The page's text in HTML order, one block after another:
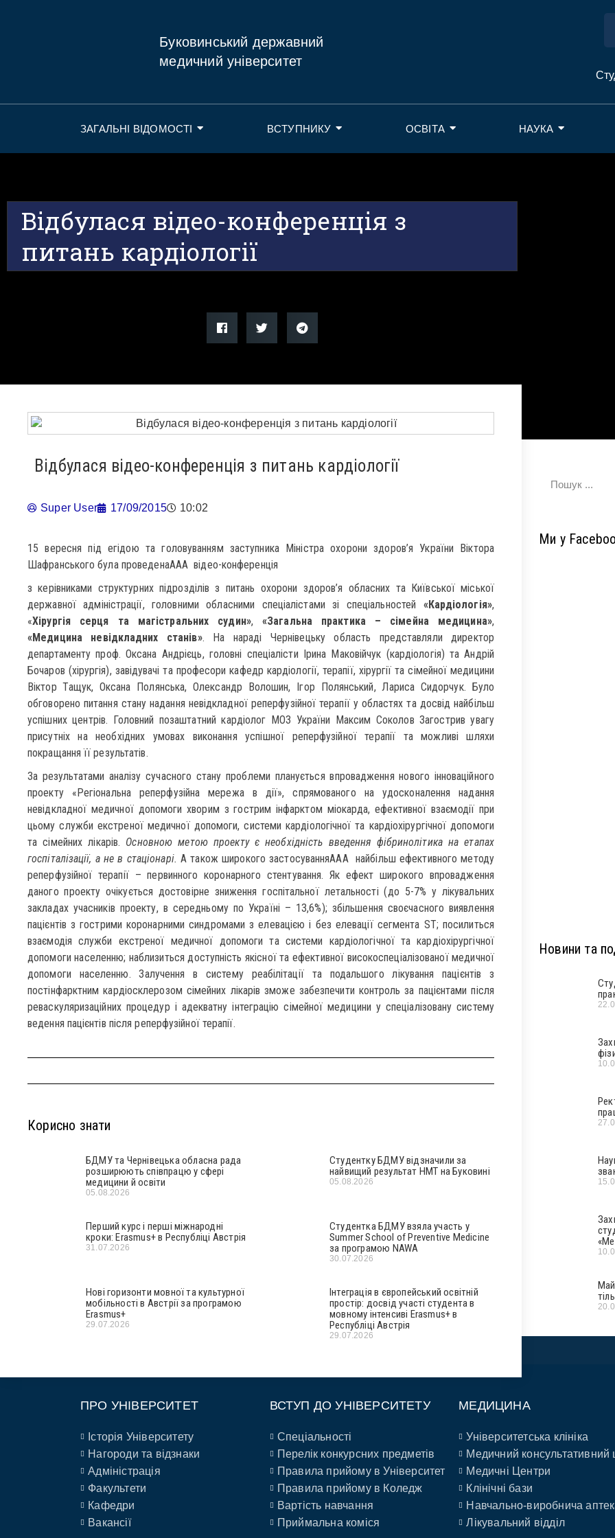
Буковинський державний
медичний університет
ЗАГАЛЬНІ ВІДОМОСТІ ВСТУПНИКУ ОСВІТА НАУКА
Відбулася відео-конференція з
питань кардіології
Відбулася відео-конференція з питань кардіології
Super User 17/09/2015 10:02
15 вересня під егідою та головуванням заступника Міністра охорони здоров’я України Віктора
Шафранського була проведенаAAA відео-конференція
з керівниками структурних підрозділів з питань охорони здоров’я обласних та Київської міської
державної адміністрації, головними обласними спеціалістами зі спеціальностей «Кардіологія»,
«Хірургія серця та магістральних судин»,«Загальна практика – сімейна медицина»,
«Медицина невідкладних станів». На нараді Чернівецьку область представляли директор
департаменту проф. Оксана Андрієць, головні спеціалісти Ірина Маковійчук (кардіологія) та Андрій
Бочаров (хірургія), завідувачі та професори кафедр кардіології, терапії, хірургії та сімейної медицини
Віктор Тащук, Оксана Полянська, Олександр Волошин, Ігор Полянський, Лариса Сидорчук. Було
обговорено питання стану надання невідкладної реперфузійної терапії у областях та досвід найбільш
успішних центрів. Головний позаштатний кардіолог МОЗ України Максим Соколов Загострив увагу
присутніх на необхідних умовах виконання успішної реперфузійної терапії та можливі шляхи
покращання її результатів.
За результатами аналізу сучасного стану проблеми планується впровадження нового інноваційного
проекту «Регіональна реперфузійна мережа в дії», спрямованого на удосконалення надання
невідкладної медичної допомоги хворим з гострим інфарктом міокарда, ефективної взаємодії при
цьому служби екстреної медичної допомоги, системи кардіологічної та кардіохірургічної допомоги
та сімейних лікарів. Основною метою проекту є необхідність введення фібринолітика на етапах
госпіталізації, а не в стаціонарі. А також широкого застосуванняAAA найбільш ефективного методу
реперфузійної терапії – первинного коронарного стентування. Як ефект широкого впровадження
даного проекту очікується достовірне зниження госпітальної летальності (до 5-7% у лікувальних
закладах учасників проекту, в середньому по Україні – 13,6%); збільшення своєчасного виявлення
пацієнтів з гострими коронарними синдромами з елевацією і без елевації сегмента ST; посилиться
взаємодія служби екстреної медичної допомоги та системи кардіологічної та кардіохірургічної
допомоги населенню; наблизиться доступність якісної та ефективної високоспеціалізованої медичної
допомоги населенню. Залучення в систему реабілітації та подальшого лікування пацієнтів з
постінфарктним кардіосклерозом сімейних лікарів зможе забезпечити контроль за пацієнтами після
реваскуляризаційних процедур і адекватну інтеграцію сімейної медицини у спеціалізовану систему
ведення пацієнтів після реперфузійної терапії.
Корисно знати
БДМУ та Чернівецька обласна рада
розширюють співпрацю у сфері
медицини й освіти
05.08.2026
Студентку БДМУ відзначили за
найвищий результат НМТ на Буковині
05.08.2026
Перший курс і перші міжнародні
кроки: Erasmus+ в Республіці Австрія
31.07.2026
Студентка БДМУ взяла участь у
Summer School of Preventive Medicine
за програмою NAWA
30.07.2026
Нові горизонти мовної та культурної
мобільності в Австрії за програмою
Erasmus+
29.07.2026
Інтеграція в європейський освітній
простір: досвід участі студента в
мовному інтенсиві Erasmus+ в
Республіці Австрія
29.07.2026
Ми у
Новини та
ПРО УНІВЕРСИТЕТ
Історія Університету
Нагороди та відзнаки
Адміністрація
Факультети
Кафедри
Вакансії
ВСТУП ДО УНІВЕРСИТЕТУ
Спеціальності
Перелік конкурсних предметів
Правила прийому в Університет
Правила прийому в Коледж
Вартість навчання
Приймальна коміся
МЕДИЦИНА
Університетська клініка
Медичний консультативний
Медичні Центри
Клінічні бази
Навчально-виробнича
Лікувальний відділ